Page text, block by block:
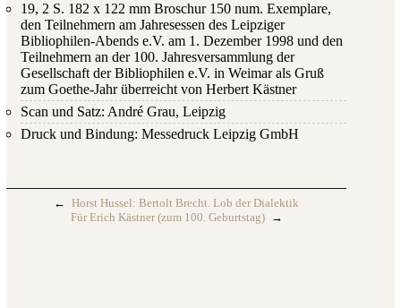
19, 2 S. 182 x 122 mm Broschur 150 num. Exemplare,
den Teilnehmern am Jahresessen des Leipziger
Bibliophilen-Abends e.V. am 1. Dezember 1998 und den
Teilnehmern an der 100. Jahresversammlung der
Gesellschaft der Bibliophilen e.V. in Weimar als Gruß
zum Goethe-Jahr überreicht von Herbert Kästner
Scan und Satz: André Grau, Leipzig
Druck und Bindung: Messedruck Leipzig GmbH
←
Horst Hussel: Bertolt Brecht. Lob der Dialektik
Für Erich Kästner (zum 100. Geburtstag)
→